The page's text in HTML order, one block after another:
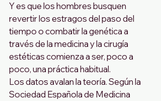
Y es que los hombres busquen
revertir los estragos del paso del
tiempo o combatir la genética a
través de la medicina y la cirugía
estéticas comienza a ser, poco a
poco, una práctica habitual.
Los datos avalan la teoría. Según la
Sociedad Española de Medicina